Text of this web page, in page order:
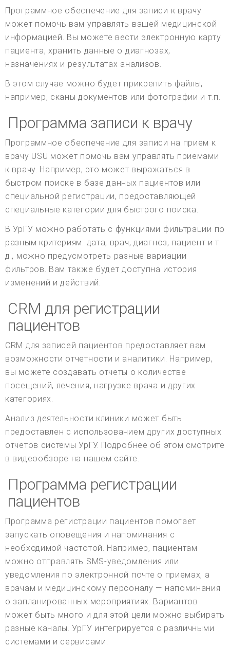
Программное обеспечение для записи к врачу
может помочь вам управлять вашей медицинской
информацией. Вы можете вести электронную карту
пациента, хранить данные о диагнозах,
назначениях и результатах анализов.
В этом случае можно будет прикрепить файлы,
например, сканы документов или фотографии и т.п.
Программа записи к врачу
Программное обеспечение для записи на прием к
врачу USU может помочь вам управлять приемами
к врачу. Например, это может выражаться в
быстром поиске в базе данных пациентов или
специальной регистрации, предоставляющей
специальные категории для быстрого поиска.
В УрГУ можно работать с функциями фильтрации по
разным критериям: дата, врач, диагноз, пациент и т.
д., можно предусмотреть разные вариации
фильтров. Вам также будет доступна история
изменений и действий.
CRM для регистрации
пациентов
CRM для записей пациентов предоставляет вам
возможности отчетности и аналитики. Например,
вы можете создавать отчеты о количестве
посещений, лечения, нагрузке врача и других
категориях.
Анализ деятельности клиники может быть
предоставлен с использованием других доступных
отчетов системы УрГУ. Подробнее об этом смотрите
в видеообзоре на нашем сайте.
Программа регистрации
пациентов
Программа регистрации пациентов помогает
запускать оповещения и напоминания с
необходимой частотой. Например, пациентам
можно отправлять SMS-уведомления или
уведомления по электронной почте о приемах, а
врачам и медицинскому персоналу — напоминания
о запланированных мероприятиях. Вариантов
может быть много и для этой цели можно выбирать
разные каналы. УрГУ интегрируется с различными
системами и сервисами.